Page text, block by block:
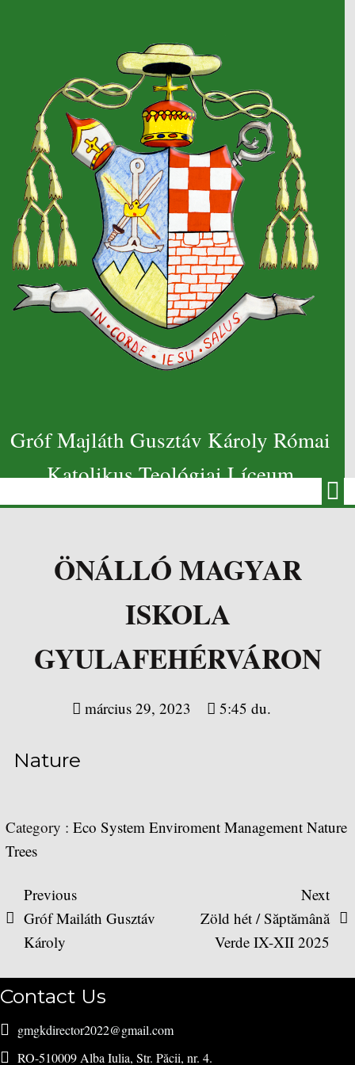
Gróf Majláth Gusztáv Károly Római
Katolikus Teológiai Líceum
ÖNÁLLÓ MAGYAR
ISKOLA
GYULAFEHÉRVÁRON
március 29, 2023 5:45 du.
Nature
Category : Eco System Enviroment Management Nature
Trees
Previous
Gróf Mailáth Gusztáv
Károly
Next
Zöld hét / Săptămână
Verde IX-XII 2025
Contact Us
gmgkdirector2022@gmail.com
RO-510009 Alba Iulia, Str. Păcii, nr. 4.